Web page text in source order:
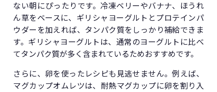
ない朝にぴったりです。冷凍ベリーやバナナ、ほうれ
ん草をベースに、ギリシャヨーグルトとプロテインパ
ウダーを加えれば、タンパク質をしっかり補給できま
す。ギリシャヨーグルトは、通常のヨーグルトに比べ
てタンパク質が多く含まれているためおすすめです。
さらに、卵を使ったレシピも見逃せません。例えば、
マグカップオムレツは、耐熱マグカップに卵を割り入